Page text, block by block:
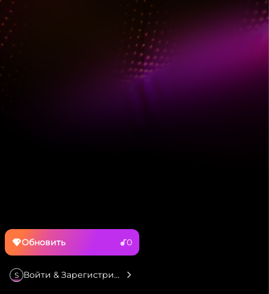
Обновить 0
S Войти & Зарегистрироваться